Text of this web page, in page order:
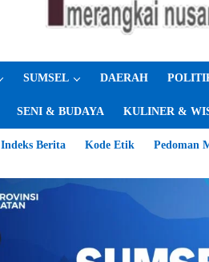
SUMSEL DAERAH
SENI & BUDAYA KULINER &
Indeks Berita Kode Etik Pedoman